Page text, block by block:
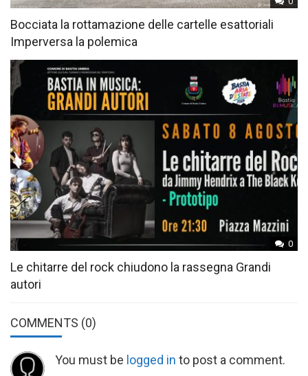
Bocciata la rottamazione delle cartelle esattoriali
Imperversa la polemica
0
Le chitarre del rock chiudono la rassegna Grandi
autori
COMMENTS (0)
You must be logged in to post a comment.